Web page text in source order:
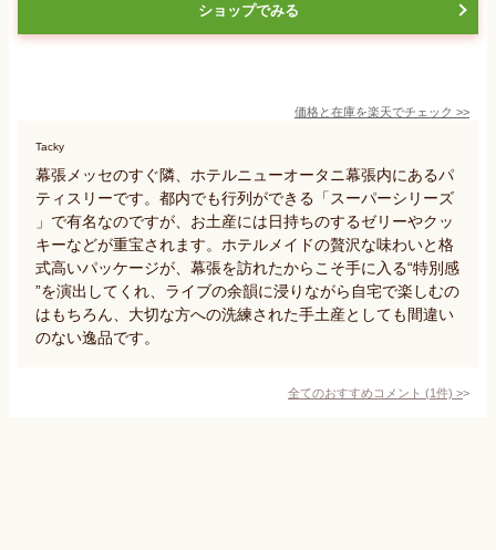
ショップでみる
価格と在庫を楽天でチェック >>
Tacky
幕張メッセのすぐ隣、ホテルニューオータニ幕張内にあるパ
ティスリーです。都内でも行列ができる「スーパーシリーズ
」で有名なのですが、お土産には日持ちのするゼリーやクッ
キーなどが重宝されます。ホテルメイドの贅沢な味わいと格
式高いパッケージが、幕張を訪れたからこそ手に入る“特別感
”を演出してくれ、ライブの余韻に浸りながら自宅で楽しむの
はもちろん、大切な方への洗練された手土産としても間違い
のない逸品です。
全てのおすすめコメント (1件) >